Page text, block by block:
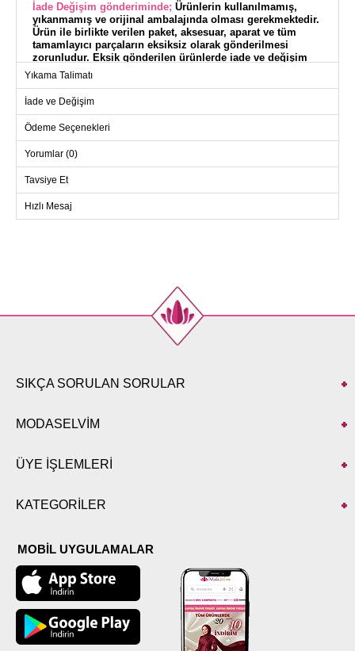
İade Değişim gönderiminde; Ürünlerin kullanılmamış,
yıkanmamış ve orijinal ambalajında olması gerekmektedir.
Ürün ile birlikte verilen paket, aksesuar, aparat ve tüm
tamamlayıcı parçaların eksiksiz olarak gönderilmesi
zorunludur. Eksik gönderilen ürünlerde iade ve değişim
işlemi kabul edilmemektedir.
EV&YAŞAM markasının Ranforce Nevresim Takımı, 3
parçadan oluşan tek kişilik bir set sunuyor. Dört mevsim
boyunca rahatlıkla kullanabilirsiniz. Hassas olan bu ürün, 30
derecede yıkanabilir ve pamuk kumaştan üretilmiştir. Set, 160
x 240 cm ölçülerinde nevresim ve çarşaf ile 50 x 70 cm
ölçülerinde bir yastık kılıfı içerir. Ürünün iade ve değişimi için
kullanılmamış, yıkanmamış ve orijinal ambalajında olması
gerekmektedir.
Yıkama Talimatı
İade ve Değişim
Ödeme Seçenekleri
Yorumlar (0)
Tavsiye Et
Hızlı Mesaj
SIKÇA SORULAN SORULAR
MODASELVİM
ÜYE İŞLEMLERİ
KATEGORİLER
MOBİL UYGULAMALAR